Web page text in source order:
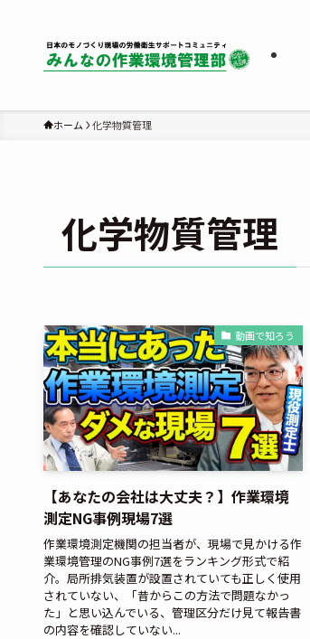
ホーム 化学物質管理
化学物質管理
動画で知ろう
【あなたの会社は大丈夫？】作業環境
測定NG事例現場7選
作業環境測定機関の担当者が、現場で見かける作
業環境管理のNG事例7選をランキング形式で紹
介。局所排気装置が設置されていても正しく使用
されていない、「昔からこの方法で問題なかっ
た」と思い込んでいる、管理区分だけ見て報告書
の内容を確認していない...